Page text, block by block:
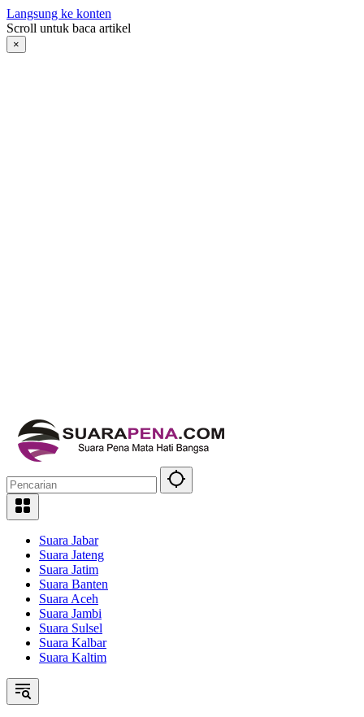
Langsung ke konten
Scroll untuk baca artikel
×
Suara Jabar
Suara Jateng
Suara Jatim
Suara Banten
Suara Aceh
Suara Jambi
Suara Sulsel
Suara Kalbar
Suara Kaltim